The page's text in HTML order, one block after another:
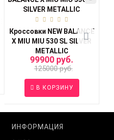
Кроссовки NEW BALANCE
X MIU MIU 530 SL SILVER
METALLIC
99900 руб.
125000 руб.
В КОРЗИНУ
ИНФОРМАЦИЯ